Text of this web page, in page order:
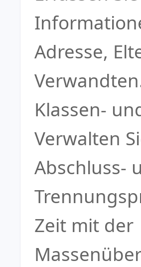
Adresse,
Klassen-
Verwalten
Abschluss-
Zeit mit der